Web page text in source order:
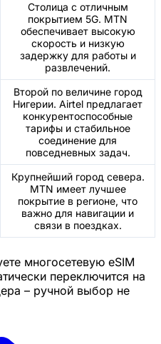
Столица с отличным
покрытием 5G. MTN
обеспечивает высокую
скорость и низкую
задержку для работы и
развлечений.
Второй по величине город
Нигерии. Airtel предлагает
конкурентоспособные
тарифы и стабильное
соединение для
повседневных задач.
Крупнейший город севера.
MTN имеет лучшее
покрытие в регионе, что
важно для навигации и
связи в поездках.
многосетевую eSIM
переключится на
– ручной выбор не